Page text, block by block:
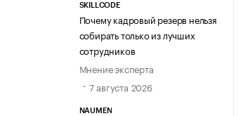
SKILLCODE
Почему кадровый резерв нельзя
собирать только из лучших
сотрудников
Мнение эксперта
7 августа 2026
NAUMEN